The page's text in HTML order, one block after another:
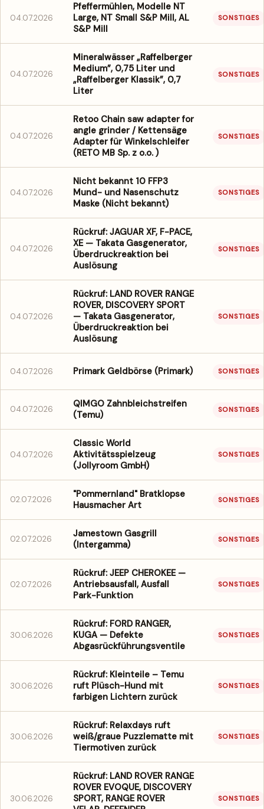
04.07.2026
Pfeffermühlen, Modelle NT
Large, NT Small S&P Mill, AL
S&P Mill
SONSTIGES
04.07.2026
Mineralwässer „Raffelberger
Medium”, 0,75 Liter und
„Raffelberger Klassik”, 0,7
Liter
SONSTIGES
04.07.2026
Retoo Chain saw adapter for
angle grinder / Kettensäge
Adapter für Winkelschleifer
(RETO MB Sp. z o.o. )
SONSTIGES
04.07.2026
Nicht bekannt 10 FFP3
Mund- und Nasenschutz
Maske (Nicht bekannt)
SONSTIGES
04.07.2026
Rückruf: JAGUAR XF, F-PACE,
XE — Takata Gasgenerator,
Überdruckreaktion bei
Auslösung
SONSTIGES
04.07.2026
Rückruf: LAND ROVER RANGE
ROVER, DISCOVERY SPORT
— Takata Gasgenerator,
Überdruckreaktion bei
Auslösung
SONSTIGES
04.07.2026 Primark Geldbörse (Primark) SONSTIGES
04.07.2026
QIMGO Zahnbleichstreifen
(Temu)
SONSTIGES
04.07.2026
Classic World
Aktivitätsspielzeug
(Jollyroom GmbH)
SONSTIGES
02.07.2026
"Pommernland" Bratklopse
Hausmacher Art
SONSTIGES
02.07.2026
Jamestown Gasgrill
(Intergamma)
SONSTIGES
02.07.2026
Rückruf: JEEP CHEROKEE —
Antriebsausfall, Ausfall
Park-Funktion
SONSTIGES
30.06.2026
Rückruf: FORD RANGER,
KUGA — Defekte
Abgasrückführungsventile
SONSTIGES
30.06.2026
Rückruf: Kleinteile – Temu
ruft Plüsch-Hund mit
farbigen Lichtern zurück
SONSTIGES
30.06.2026
Rückruf: Relaxdays ruft
weiß/graue Puzzlematte mit
Tiermotiven zurück
SONSTIGES
30.06.2026
Rückruf: LAND ROVER RANGE
ROVER EVOQUE, DISCOVERY
SPORT, RANGE ROVER
SONSTIGES